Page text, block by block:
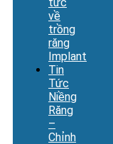
về
trồng
răng
Implant
Tin
Tức
Niềng
Răng
–
Chỉnh